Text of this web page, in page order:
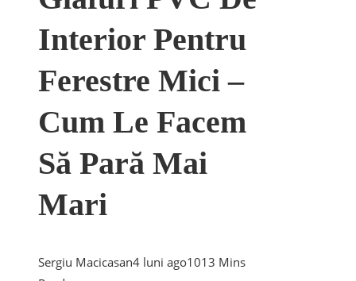
Interior Pentru
Ferestre Mici –
Cum Le Facem
Să Pară Mai
Mari
Sergiu Macicasan4 luni ago1013 Mins